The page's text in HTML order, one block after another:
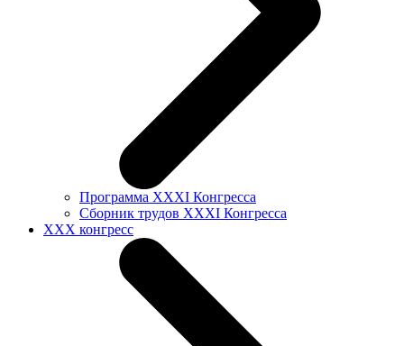
Программа XXXI Конгресса
Сборник трудов XXXI Конгресса
XXX конгресс